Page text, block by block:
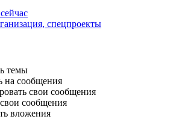
спецпроекты
темы
на сообщения
свои сообщения
свои сообщения
вложения